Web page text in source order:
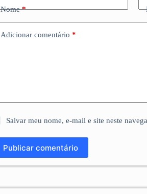
Nome*
Adicionar comentário *
Salvar meu nome, e-mail e site neste
Publicar comentário